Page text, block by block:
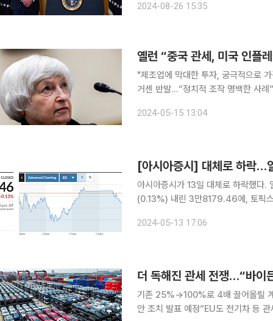
도했다. 미국 산업계가 원하는 내용이
2024-08-26 15:35
옐런 “중국 관세, 미국 인플
"제조업에 막대한 투자, 궁극적으로
거센 반발…“정치적 조작 명백한 사
(현지시간) 옐런 장관은 PBS방송의 ‘
2024-05-15 13:04
[아시아증시] 대체로 하락…
아시아증시가 13일 대체로 하락했다. 일본증시 닛케이225지수는 전 거래일 대비 49.65포인트
(0.13%) 내린 3만8179.46에, 토픽
대만증시 가권지수는 전 거래일보다 1
2024-05-13 17:06
더 독해진 관세 전쟁…“바이
기존 25%→100%로 4배 끌어올릴 계
안 조치 발표 예정”EU도 전기차 등 관세